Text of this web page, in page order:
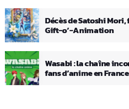
Décès de Satoshi
Gift-o’-Animation
Wasabi : la chaîne
fans d’anime en France